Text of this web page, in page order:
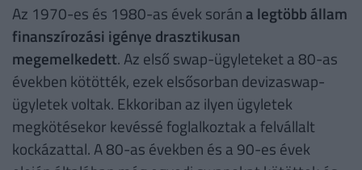
Az 1970-es és 1980-as évek során a legtöbb állam
finanszírozási igénye drasztikusan
megemelkedett. Az első swap-ügyleteket a 80-as
években kötötték, ezek elsősorban devizaswap-
ügyletek voltak. Ekkoriban az ilyen ügyletek
megkötésekor kevéssé foglalkoztak a felvállalt
kockázattal. A 80-as években és a 90-es évek